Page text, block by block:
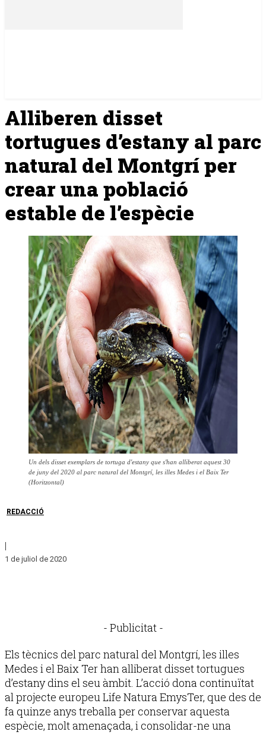
Alliberen disset
tortugues d’estany al parc
natural del Montgrí per
crear una població
estable de l’espècie
Un dels disset exemplars de tortuga d'estany que s'han alliberat aquest 30
de juny del 2020 al parc natural del Montgrí, les illes Medes i el Baix Ter
(Horitzontal)
REDACCIÓ
|
1 de juliol de 2020
- Publicitat -
Els tècnics del parc natural del Montgrí, les illes
Medes i el Baix Ter han alliberat disset tortugues
d’estany dins el seu àmbit. L’acció dona continuïtat
al projecte europeu Life Natura EmysTer, que des de
fa quinze anys treballa per conservar aquesta
espècie, molt amenaçada, i consolidar-ne una